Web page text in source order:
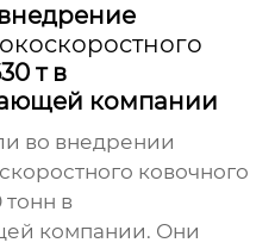
т в
компании
во внедрении
ковочного
в
компании. Они